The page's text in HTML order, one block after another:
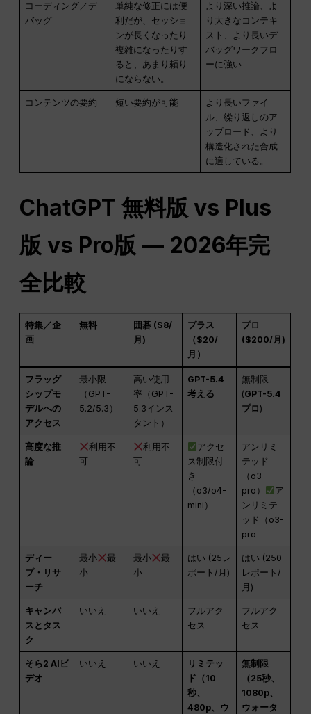
コーディング／デ
バッグ
単純な修正には便
利だが、セッショ
ンが長くなったり
複雑になったりす
ると、あまり頼り
にならない。
より深い推論、よ
り大きなコンテキ
スト、より長いデ
バッグワークフロ
ーに強い
コンテンツの要約 短い要約が可能
より長いファイ
ル、繰り返しのア
ップロード、より
構造化された合成
に適している。
ChatGPT 無料版 vs Plus
版 vs Pro版 — 2026年完
全比較
特集／企
画
無料
囲碁 ($8/
月)
プラス
（$20/
月）
プロ
($200/月)
フラッグ
シップモ
デルへの
アクセス
最小限
（GPT-
5.2/5.3）
高い使用
率（GPT-
5.3インス
タント）
GPT-5.4
考える
無制限
(GPT-5.4
プロ )
高度な推
論
利用不
可
利用不
可
アクセ
ス制限付
き
（o3/o4-
mini）
アンリミ
テッド
（o3-
pro）
ア
ンリミテ
ッド（o3-
pro
ディー
プ・リサ
ーチ
最小
最
小
最小
最
小
はい (25レ
ポート/月)
はい (250
レポート/
月)
キャンバ
スとタス
ク
いいえ いいえ
フルアク
セス
フルアク
セス
そら2 AIビ
デオ
いいえ いいえ
リミテッ
ド（10
秒、
480p、ウ
無制限
（25秒、
1080p、
ウォータ